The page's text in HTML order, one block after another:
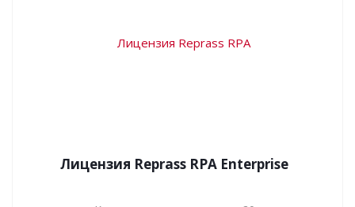
Лицензия Reprass RPA Enterprise